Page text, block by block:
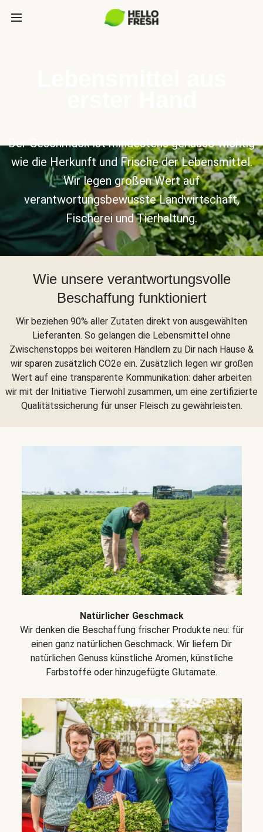
Der Geschmack ist mindestens genauso wichtig
wie die Herkunft und Frische der Lebensmittel.
Wir legen großen Wert auf
verantwortungsbewusste Landwirtschaft,
Fischerei und Tierhaltung.
Wie unsere verantwortungsvolle
Beschaffung funktioniert
Wir beziehen 90% aller Zutaten direkt von ausgewählten
Lieferanten. So gelangen die Lebensmittel ohne
Zwischenstopps bei weiteren Händlern zu Dir nach Hause &
wir sparen zusätzlich CO2e ein. Zusätzlich legen wir großen
Wert auf eine transparente Kommunikation: daher arbeiten
wir mit der Initiative Tierwohl zusammen, um eine zertifizierte
Qualitätssicherung für unser Fleisch zu gewährleisten.
Natürlicher Geschmack
Wir denken die Beschaffung frischer Produkte neu: für
einen ganz natürlichen Geschmack. Wir liefern Dir
natürlichen Genuss künstliche Aromen, künstliche
Farbstoffe oder hinzugefügte Glutamate.